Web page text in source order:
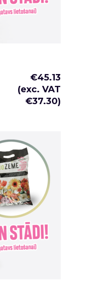
€45.13
(exc. VAT
€37.30)